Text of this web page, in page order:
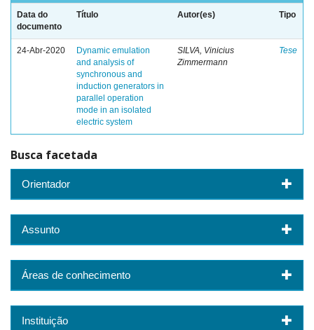
Data do
documento
Título Autor(es) Tipo
24-Abr-2020
Dynamic emulation
and analysis of
synchronous and
induction generators in
parallel operation
mode in an isolated
electric system
SILVA, Vinicius
Zimmermann
Tese
Busca facetada
Orientador
Assunto
Áreas de conhecimento
Instituição